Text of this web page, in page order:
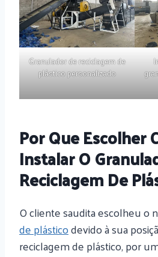
Granulador de reciclagem de
plástico personalizado
Por Que Escolher
Instalar O
Reciclagem De
O cliente saudita escolheu o
de plásticodevido à sua
reciclagem de plástico, por